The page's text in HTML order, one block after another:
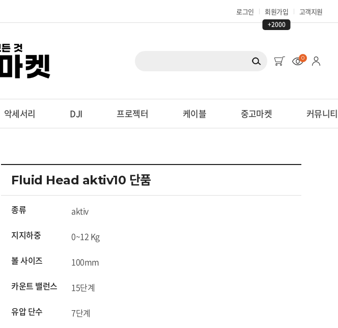
로그인 회원가입
+2000
고객지원
0
악세서리 DJI 프로젝터 케이블 중고마켓 커뮤니티
Fluid Head aktiv10 단품
종류
aktiv
지지하중
0~12 Kg
볼 사이즈
100mm
카운트 밸런스
15단계
유압 단수
7단계